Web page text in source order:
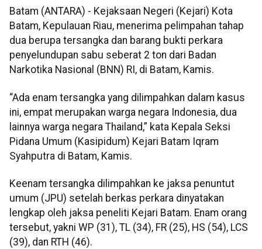
Batam (ANTARA) - Kejaksaan Negeri (Kejari) Kota
Batam, Kepulauan Riau, menerima pelimpahan tahap
dua berupa tersangka dan barang bukti perkara
penyelundupan sabu seberat 2 ton dari Badan
Narkotika Nasional (BNN) RI, di Batam, Kamis.
“Ada enam tersangka yang dilimpahkan dalam kasus
ini, empat merupakan warga negara Indonesia, dua
lainnya warga negara Thailand,” kata Kepala Seksi
Pidana Umum (Kasipidum) Kejari Batam Iqram
Syahputra di Batam, Kamis.
Keenam tersangka dilimpahkan ke jaksa penuntut
umum (JPU) setelah berkas perkara dinyatakan
lengkap oleh jaksa peneliti Kejari Batam. Enam orang
tersebut, yakni WP (31), TL (34), FR (25), HS (54), LCS
(39), dan RTH (46).